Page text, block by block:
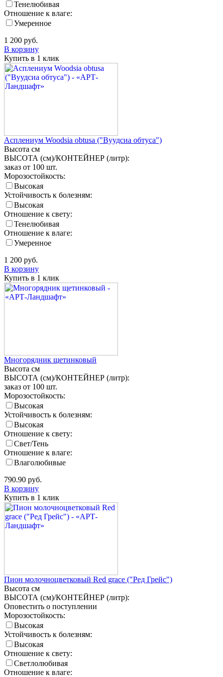
Тенелюбивая
Отношение к влаге:
Умеренное
1 200 руб.
В корзину
Купить в 1 клик
Асплениум Woodsia obtusa ("Вуудсиа обтуса")
Высота см
ВЫСОТА (см)/КОНТЕЙНЕР (литр):
заказ от 100 шт.
Морозостойкость:
Высокая
Устойчивость к болезням:
Высокая
Отношение к свету:
Тенелюбивая
Отношение к влаге:
Умеренное
1 200 руб.
В корзину
Купить в 1 клик
Многорядник щетинковый
Высота см
ВЫСОТА (см)/КОНТЕЙНЕР (литр):
заказ от 100 шт.
Морозостойкость:
Высокая
Устойчивость к болезням:
Высокая
Отношение к свету:
Свет/Тень
Отношение к влаге:
Влаголюбивые
790.90 руб.
В корзину
Купить в 1 клик
Пион молочноцветковый Red grace ("Ред Грейс")
Высота см
ВЫСОТА (см)/КОНТЕЙНЕР (литр):
Оповестить о поступлении
Морозостойкость:
Высокая
Устойчивость к болезням:
Высокая
Отношение к свету:
Светлолюбивая
Отношение к влаге: